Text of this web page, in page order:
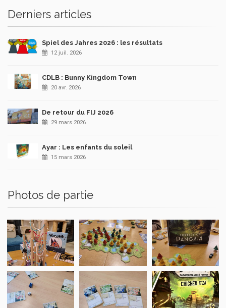
Derniers articles
Spiel des Jahres 2026 : les résultats
12 juil. 2026
CDLB : Bunny Kingdom Town
20 avr. 2026
De retour du FIJ 2026
29 mars 2026
Ayar : Les enfants du soleil
15 mars 2026
Photos de partie